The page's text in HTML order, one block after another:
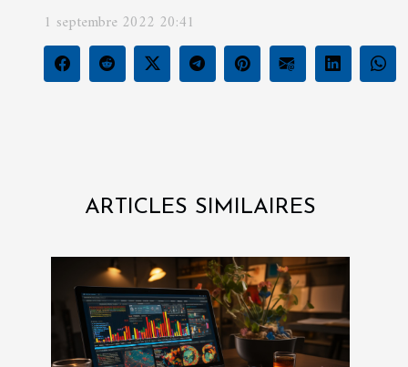
1 septembre 2022 20:41
ARTICLES SIMILAIRES